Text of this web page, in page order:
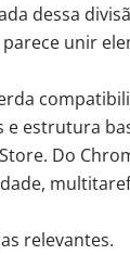
dessa
parece unir
e estrutura
Do
relevantes.